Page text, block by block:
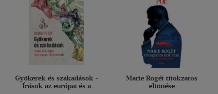
Gyökerek és szakadások -
Írások az európai és a
Marie Rogét titokzatos
eltűnése